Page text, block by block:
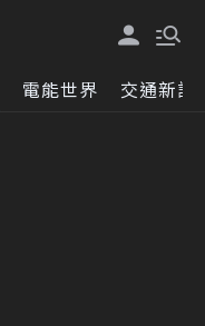
電能世界 交通新訊